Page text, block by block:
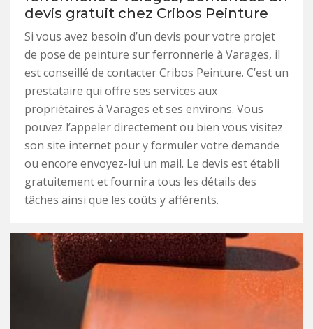
devis gratuit chez Cribos Peinture
Si vous avez besoin d’un devis pour votre projet
de pose de peinture sur ferronnerie à Varages, il
est conseillé de contacter Cribos Peinture. C’est un
prestataire qui offre ses services aux
propriétaires à Varages et ses environs. Vous
pouvez l’appeler directement ou bien vous visitez
son site internet pour y formuler votre demande
ou encore envoyez-lui un mail. Le devis est établi
gratuitement et fournira tous les détails des
tâches ainsi que les coûts y afférents.